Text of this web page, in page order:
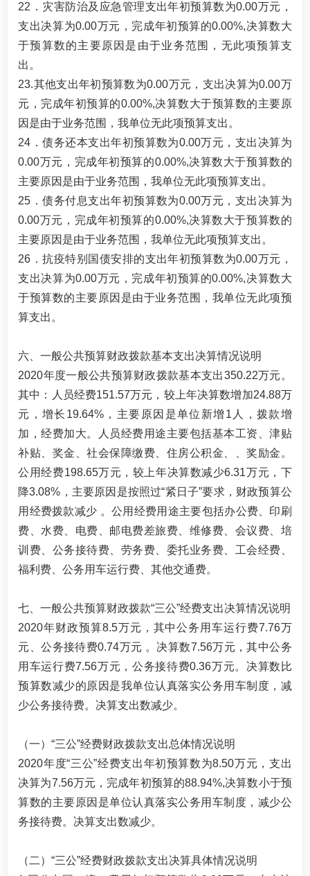
22．灾害防治及应急管理支出年初预算数为0.00万元，
支出决算为0.00万元，完成年初预算的0.00%,决算数大
于预算数的主要原因是由于业务范围，无此项预算支
出。
23.其他支出年初预算数为0.00万元，支出决算为0.00万
元，完成年初预算的0.00%,决算数大于预算数的主要原
因是由于业务范围，我单位无此项预算支出。
24．债务还本支出年初预算数为0.00万元，支出决算为
0.00万元，完成年初预算的0.00%,决算数大于预算数的
主要原因是由于业务范围，我单位无此项预算支出。
25．债务付息支出年初预算数为0.00万元，支出决算为
0.00万元，完成年初预算的0.00%,决算数大于预算数的
主要原因是由于业务范围，我单位无此项预算支出。
26．抗疫特别国债安排的支出年初预算数为0.00万元，
支出决算为0.00万元，完成年初预算的0.00%,决算数大
于预算数的主要原因是由于业务范围，我单位无此项预
算支出。
六、一般公共预算财政拨款基本支出决算情况说明
2020年度一般公共预算财政拨款基本支出350.22万元。
其中：人员经费151.57万元，较上年决算数增加24.88万
元，增长19.64%，主要原因是单位新增1人，拨款增
加，经费加大。人员经费用途主要包括基本工资、津贴
补贴、奖金、社会保障缴费、住房公积金、、奖励金。
公用经费198.65万元，较上年决算数减少6.31万元，下
降3.08%，主要原因是按照过“紧日子”要求，财政预算公
用经费拨款减少 。公用经费用途主要包括办公费、印刷
费、水费、电费、邮电费差旅费、维修费、会议费、培
训费、公务接待费、劳务费、委托业务费、工会经费、
福利费、公务用车运行费、其他交通费。
七、一般公共预算财政拨款“三公”经费支出决算情况说明
2020年财政预算8.5万元，其中公务用车运行费7.76万
元、公务接待费0.74万元 。决算数7.56万元，其中公务
用车运行费7.56万元，公务接待费0.36万元。决算数比
预算数减少的原因是我单位认真落实公务用车制度，减
少公务接待费。决算支出数减少。
（一）“三公”经费财政拨款支出总体情况说明
2020年度“三公”经费支出年初预算数为8.50万元，支出
决算为7.56万元，完成年初预算的88.94%,决算数小于预
算数的主要原因是单位认真落实公务用车制度，减少公
务接待费。决算支出数减少。
（二）“三公”经费财政拨款支出决算具体情况说明